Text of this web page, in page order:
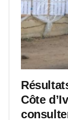
Côte